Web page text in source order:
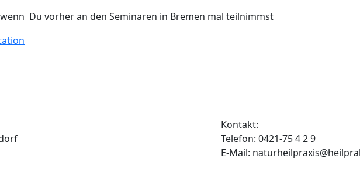
Du vorher an den Seminaren in Bremen mal teilnimmst
Kontakt:
Telefon: 0421-75 4 2 9
E-Mail: